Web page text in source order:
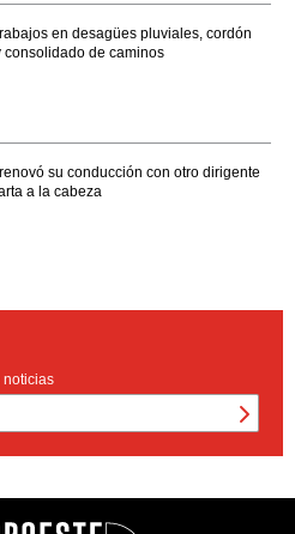
en desagües pluviales, cordón
consolidado de caminos
su conducción con otro dirigente
a la cabeza
noticias